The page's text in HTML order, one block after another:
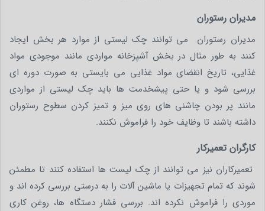
مدیران رستوران
مدیران رستوران می توانند چک لیستی از موارد هر بخش ایجاد
کنند به طور مثال در بخش آشپزخانه مواردی مانند موجودی مواد
غذایی، تاریخ انقضای مواد غذایی می بایستی به صورت دوره ای
بررسی شود و یا حتی پیشخدمت ها باید چک لیستی از مواردی
مانند پر بودن چاشنی های روی میز و تمیز کردن سطوح رستوران
داشته باشند تا وظایف خود را فراموش نکنند.
کارگران تعمیرکار
تعمیرکاران نیز می توانند از چک لیست ها استفاده کنند تا مطمئن
شوند که تمام تجهیزات یا ماشین آلات را به درستی بررسی کرده اند و
موردی را فراموش نکرده اند. بررسی فشار دستگاه ها، روغن کاری